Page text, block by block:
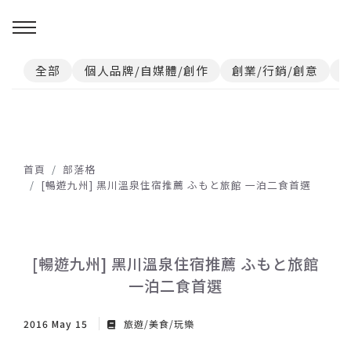
全部 個人品牌/自媒體/創作 創業/行銷/創意
首頁
部落格
[暢遊九州] 黑川溫泉住宿推薦 ふもと旅館 一泊二食首選
[暢遊九州] 黑川溫泉住宿推薦 ふもと旅館
一泊二食首選
2016 May 15 旅遊/美食/玩樂